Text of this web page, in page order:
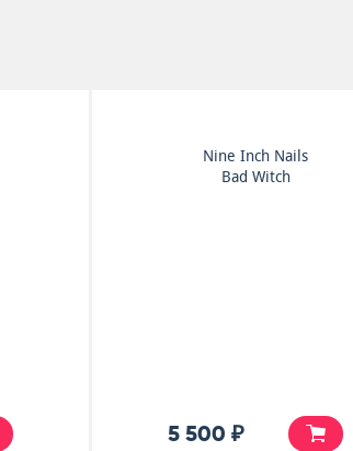
Nine Inch Nails
Bad Witch
5 500 ₽